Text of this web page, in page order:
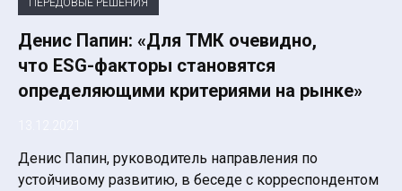
ПЕРЕДОВЫЕ РЕШЕНИЯ
Денис Папин: «Для ТМК очевидно,
что ESG-факторы становятся
определяющими критериями на рынке»
Денис Папин, руководитель направления по
устойчивому развитию, в беседе с корреспондентом